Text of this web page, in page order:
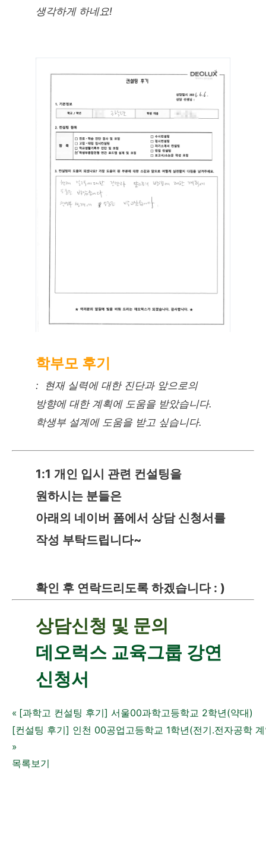
생각하게 하네요!
학부모 후기
: 현재 실력에 대한 진단과 앞으로의
방향에 대한 계획에 도움을 받았습니다.
학생부 설계에 도움을 받고 싶습니다.
1:1 개인 입시 관련 컨설팅을
원하시는 분들은
아래의 네이버 폼에서 상담 신청서를
작성 부탁드립니다~
확인 후 연락드리도록 하겠습니다 : )
상담신청 및 문의
데오럭스 교육그룹 강연
신청서
« [과학고 컨설팅 후기] 서울00과학고등학교 2학년(약대)
[컨설팅 후기] 인천 00공업고등학교 1학년(전기.전자공학
»
목록보기